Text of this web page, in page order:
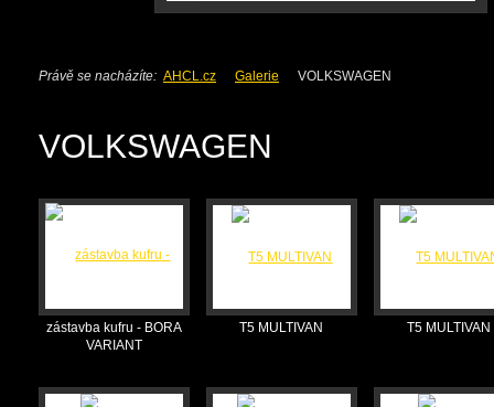
Právě se nacházíte: AHCL.cz Galerie VOLKSWAGEN
VOLKSWAGEN
zástavba kufru - BORA
VARIANT
T5 MULTIVAN T5 MULTIVAN